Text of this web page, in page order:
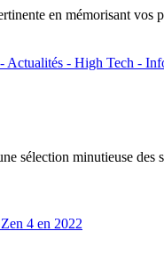
en mémorisant vos
sélection minutieuse des
4 en 2022